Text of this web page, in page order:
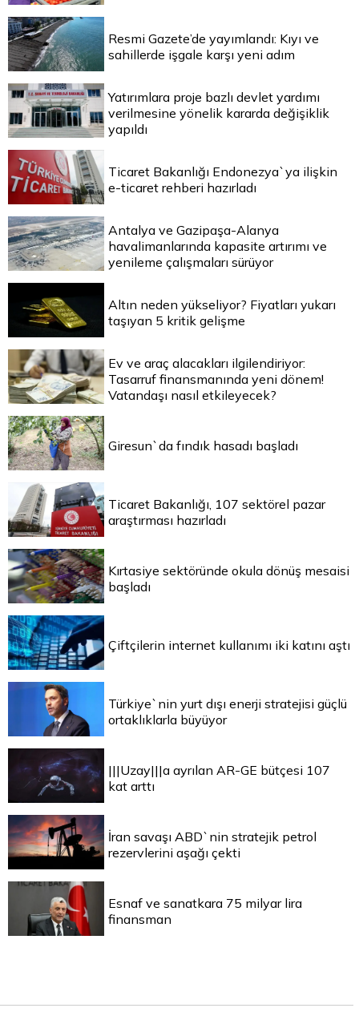
Resmi Gazete’de yayımlandı: Kıyı ve
sahillerde işgale karşı yeni adım
Yatırımlara proje bazlı devlet yardımı
verilmesine yönelik kararda değişiklik
yapıldı
Ticaret Bakanlığı Endonezya`ya ilişkin
e-ticaret rehberi hazırladı
Antalya ve Gazipaşa-Alanya
havalimanlarında kapasite artırımı ve
yenileme çalışmaları sürüyor
Altın neden yükseliyor? Fiyatları yukarı
taşıyan 5 kritik gelişme
Ev ve araç alacakları ilgilendiriyor:
Tasarruf finansmanında yeni dönem!
Vatandaşı nasıl etkileyecek?
Giresun`da fındık hasadı başladı
Ticaret Bakanlığı, 107 sektörel pazar
araştırması hazırladı
Kırtasiye sektöründe okula dönüş mesaisi
başladı
Çiftçilerin internet kullanımı iki katını aştı
Türkiye`nin yurt dışı enerji stratejisi güçlü
ortaklıklarla büyüyor
|||Uzay|||a ayrılan AR-GE bütçesi 107
kat arttı
İran savaşı ABD`nin stratejik petrol
rezervlerini aşağı çekti
Esnaf ve sanatkara 75 milyar lira
finansman